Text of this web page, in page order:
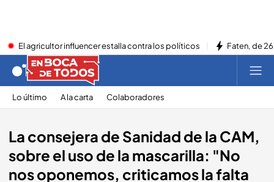
El agricultor influencer estalla contra los políticos Faten, de
Lo último A la carta Colaboradores
La consejera de Sanidad de la CAM,
sobre el uso de la mascarilla: "No
nos oponemos, criticamos la falta